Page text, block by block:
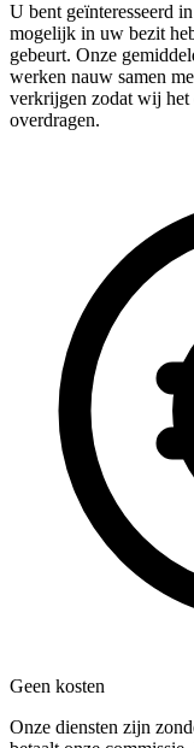
U bent geïnteresseerd
mogelijk in uw bezit
gebeurt. Onze
werken nauw samen
verkrijgen zodat wij het
overdragen.
Geen kosten
Onze diensten zijn